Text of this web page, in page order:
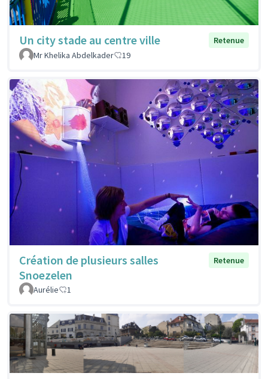
Un city stade au centre ville
Retenue
Mr Khelika Abdelkader
19
Création de plusieurs salles
Snoezelen
Retenue
Aurélie 1